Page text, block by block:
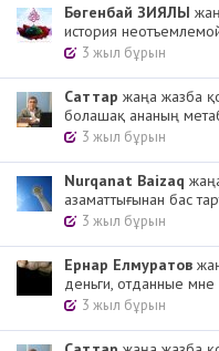
Бөгенбай ЗИЯЛЫ
история
3 жыл бұрын
Cаттар жаңа жазба
болашақ ананың
3 жыл бұрын
Nurqanat Baizaq
азаматтығынан бас
3 жыл бұрын
Ернар Елмуратов
деньги, отданные
3 жыл бұрын